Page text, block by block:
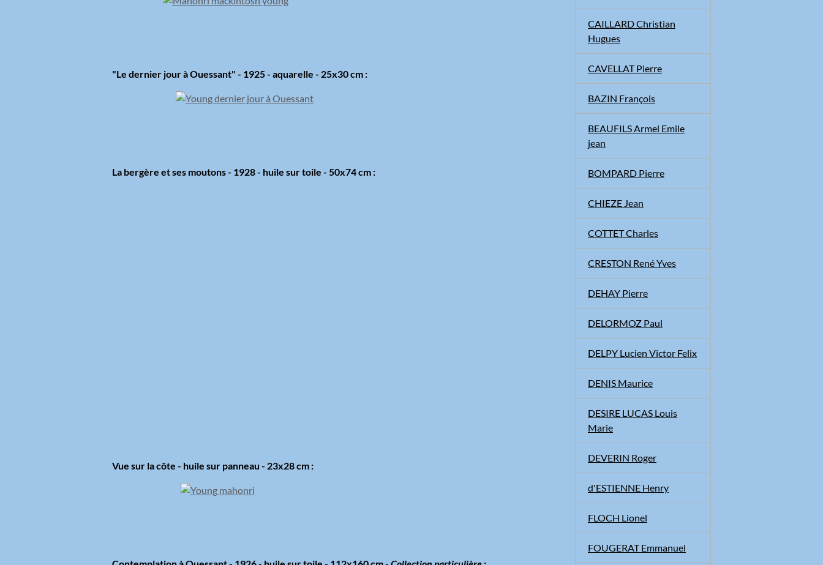
"Le dernier jour à Ouessant" - 1925 - aquarelle - 25x30 cm :
La bergère et ses moutons - 1928 - huile sur toile - 50x74 cm :
Vue sur la côte - huile sur panneau - 23x28 cm :
CAILLARD Christian
Hugues
CAVELLAT Pierre
BAZIN François
BEAUFILS Armel Emile
jean
BOMPARD Pierre
CHIEZE Jean
COTTET Charles
CRESTON René Yves
DEHAY Pierre
DELORMOZ Paul
DELPY Lucien Victor Felix
DENIS Maurice
DESIRE LUCAS Louis
Marie
DEVERIN Roger
d'ESTIENNE Henry
FLOCH Lionel
FOUGERAT Emmanuel